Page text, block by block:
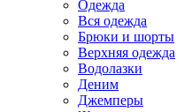
Одежда
Вся одежда
Брюки и шорты
Верхняя одежда
Водолазки
Деним
Джемперы